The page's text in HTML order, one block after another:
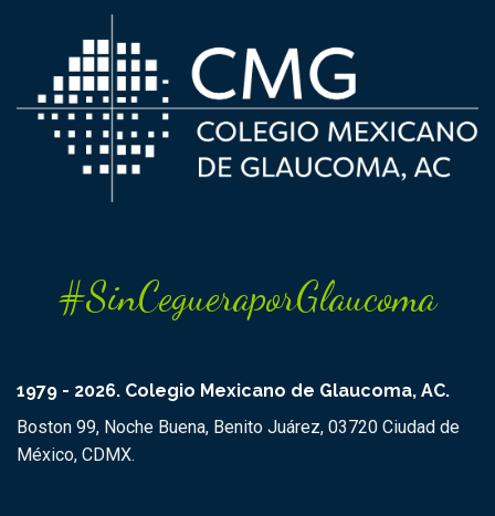
#SinCegueraporGlaucoma
1979 - 2026. Colegio Mexicano de Glaucoma, AC.
Boston 99, Noche Buena, Benito Juárez, 03720 Ciudad de
México, CDMX.